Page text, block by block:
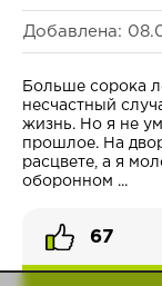
Добавлена:
Больше сорока
несчастный
жизнь. Но я не
прошлое. На
расцвете, а я
оборонном ...
67